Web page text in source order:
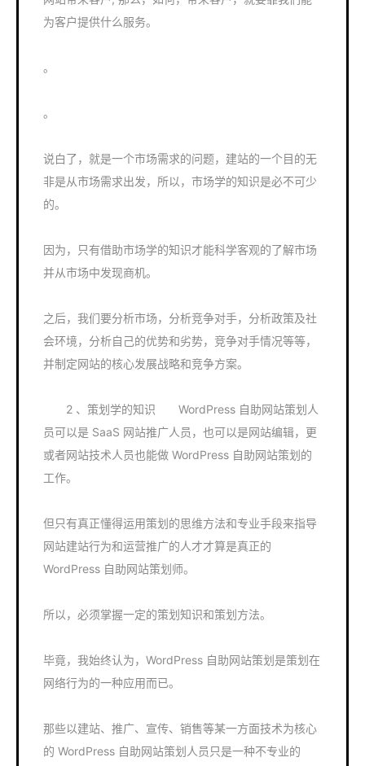
为客户提供什么服务。
。
。
说白了，就是一个市场需求的问题，建站的一个目的无
非是从市场需求出发，所以，市场学的知识是必不可少
的。
因为，只有借助市场学的知识才能科学客观的了解市场
并从市场中发现商机。
之后，我们要分析市场，分析竞争对手，分析政策及社
会环境，分析自己的优势和劣势，竞争对手情况等等，
并制定网站的核心发展战略和竞争方案。
2 、策划学的知识 WordPress 自助网站策划人
员可以是 SaaS 网站推广人员，也可以是网站编辑，更
或者网站技术人员也能做 WordPress 自助网站策划的
工作。
但只有真正懂得运用策划的思维方法和专业手段来指导
网站建站行为和运营推广的人才才算是真正的
WordPress 自助网站策划师。
所以，必须掌握一定的策划知识和策划方法。
毕竟，我始终认为，WordPress 自助网站策划是策划在
网络行为的一种应用而已。
那些以建站、推广、宣传、销售等某一方面技术为核心
的 WordPress 自助网站策划人员只是一种不专业的